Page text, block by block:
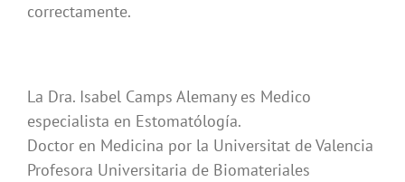
correctamente.
La Dra. Isabel Camps Alemany es Medico
especialista en Estomatólogía.
Doctor en Medicina por la Universitat de Valencia
Profesora Universitaria de Biomateriales